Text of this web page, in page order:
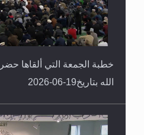
خطبة الجمعة التي ألقاها
الله بتاريخ19-06-2026